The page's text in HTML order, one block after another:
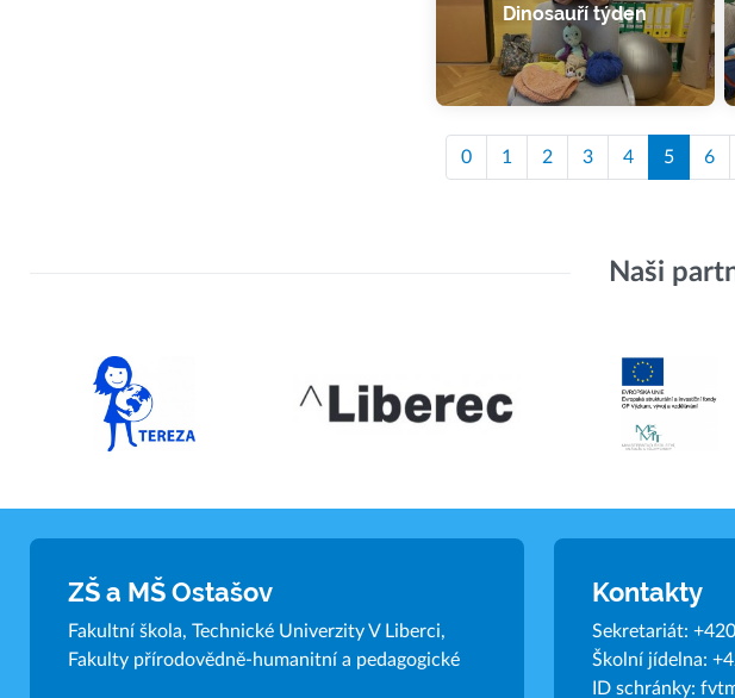
Dinosauří týden
0 1 2 3 4 5 6
Naši
ZŠ a MŠ Ostašov
Fakultní škola, Technické Univerzity V Liberci,
Fakulty přírodovědně-humanitní a pedagogické
Kontakty
Sekretariát:
Školní jídelna:
ID schránky: